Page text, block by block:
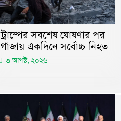
ট্রাম্পের সবশেষ ঘোষণার পর
গাজায় একদিনে সর্বোচ্চ নিহত
৩ আগস্ট, ২০২৬